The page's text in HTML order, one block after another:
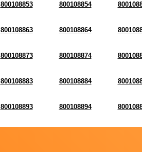
800108853 800108854
800108863 800108864
800108873 800108874
800108883 800108884
800108893 800108894